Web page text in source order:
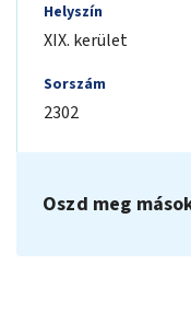
Helyszín
XIX. kerület
Sorszám
2302
Oszd meg